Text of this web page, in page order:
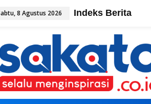
8 Agustus 2026 Indeks Berita